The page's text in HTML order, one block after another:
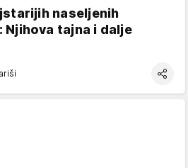
naseljenih
Njihova tajna i dalje